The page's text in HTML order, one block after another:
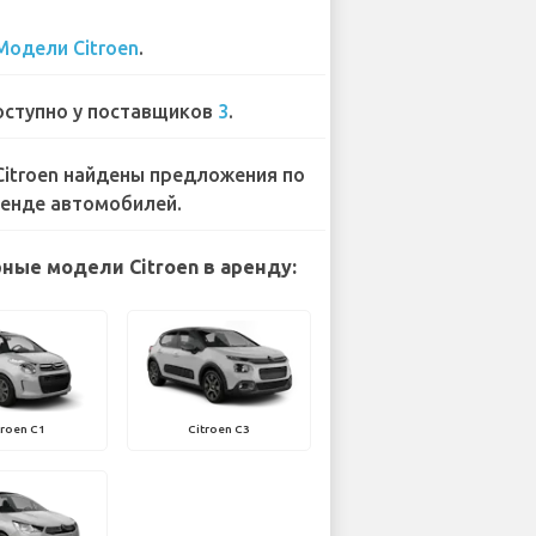
Citroen.
у поставщиков 3.
найдены предложения по
автомобилей.
модели Citroen в аренду:
C1 Citroen C3